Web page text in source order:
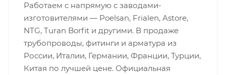
Работаем с напрямую с заводами-
изготовителями — Poelsan, Frialen, Astore,
NTG, Turan Borfit и другими. В продаже
трубопроводы, фитинги и арматура из
России, Италии, Германии, Франции, Турции,
Китая по лучшей цене. Официальная